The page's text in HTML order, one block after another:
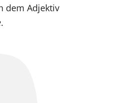
dem Adjektiv
.